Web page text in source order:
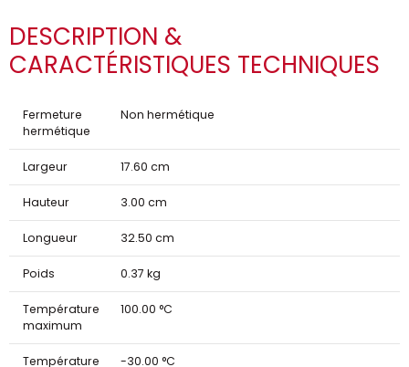
DESCRIPTION &
CARACTÉRISTIQUES TECHNIQUES
Fermeture
hermétique
Non hermétique
Largeur 17.60 cm
Hauteur 3.00 cm
Longueur 32.50 cm
Poids 0.37 kg
Température
maximum
100.00 °C
Température
-30.00 °C